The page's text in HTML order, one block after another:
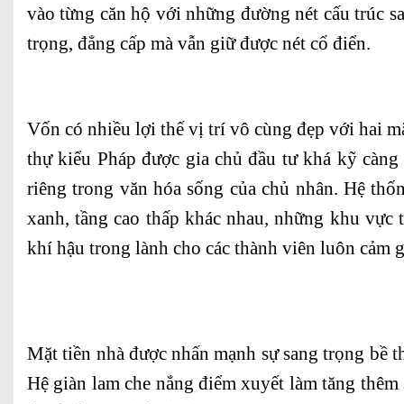
vào từng căn hộ với những đường nét cấu trúc
trọng, đẳng cấp mà vẫn giữ được nét cổ điển.
Vốn có nhiều lợi thế vị trí vô cùng đẹp với hai
thự kiểu Pháp được gia chủ đầu tư khá kỹ
riêng trong văn hóa sống của chủ nhân. Hệ
xanh, tầng cao thấp khác nhau, những khu
khí hậu trong lành cho các thành viên luôn cảm
Mặt tiền nhà được nhấn mạnh sự sang trọng bề
Hệ giàn lam che nắng điểm xuyết làm tăng